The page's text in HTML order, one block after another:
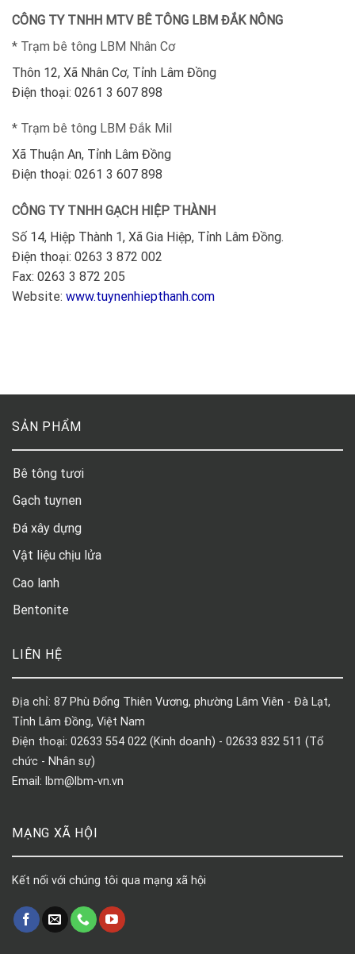
CÔNG TY TNHH MTV BÊ TÔNG LBM ĐẮK NÔNG
* Trạm bê tông LBM Nhân Cơ
Thôn 12, Xã Nhân Cơ, Tỉnh Lâm Đồng
Điện thoại: 0261 3 607 898
* Trạm bê tông LBM Đắk Mil
Xã Thuận An, Tỉnh Lâm Đồng
Điện thoại: 0261 3 607 898
CÔNG TY TNHH GẠCH HIỆP THÀNH
Số 14, Hiệp Thành 1, Xã Gia Hiệp, Tỉnh Lâm Đồng.
Điện thoại: 0263 3 872 002
Fax: 0263 3 872 205
Website: www.tuynenhiepthanh.com
SẢN PHẨM
Bê tông tươi
Gạch tuynen
Đá xây dựng
Vật liệu chịu lửa
Cao lanh
Bentonite
LIÊN HỆ
Địa chỉ: 87 Phù Đổng Thiên Vương, phường Lâm Viên - Đà Lạt,
Tỉnh Lâm Đồng, Việt Nam
Điện thoại: 02633 554 022 (Kinh doanh) - 02633 832 511 (Tổ
chức - Nhân sự)
Email: lbm@lbm-vn.vn
MẠNG XÃ HỘI
Kết nối với chúng tôi qua mạng xã hội